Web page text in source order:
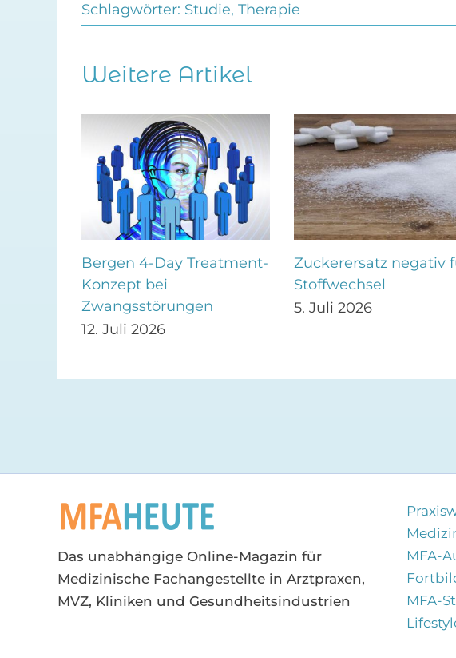
Schlagwörter: Studie, Therapie
Weitere Artikel
Bergen 4-Day Treatment-
Konzept bei
Zwangsstörungen
12. Juli 2026
Zuckerersatz negativ
Stoffwechsel
5. Juli 2026
Das unabhängige Online-Magazin für
Medizinische Fachangestellte in Arztpraxen,
MVZ, Kliniken und Gesundheitsindustrien
MFA-
MFA-